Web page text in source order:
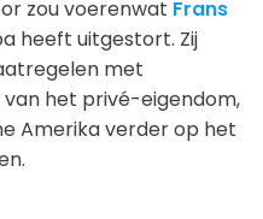
zou voerenwat Frans
heeft uitgestort. Zij
met
het privé-eigendom,
Amerika verder op het